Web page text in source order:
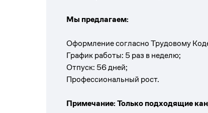
Мы предлагаем:
Оформление согласно Трудовому
График работы: 5 раз в неделю;
Отпуск: 56 дней;
Профессиональный рост.
Примечание: Только подходящие